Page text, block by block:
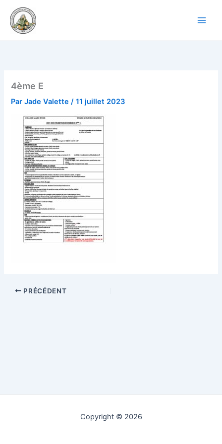
contenu
4ème E
ParJade Valette/11 juillet 2023
PRÉCÉDENT
Copyright © 2026